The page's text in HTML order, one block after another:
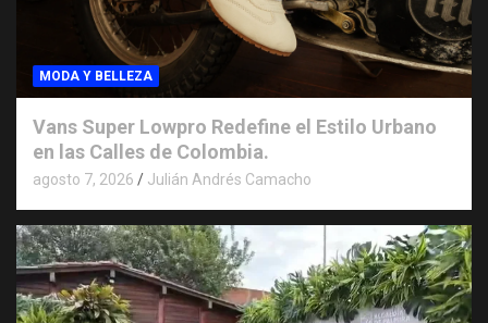
MODA Y BELLEZA
Vans Super Lowpro Redefine el Estilo Urbano
en las Calles de Colombia.
agosto 7, 2026 Julián Andrés Camacho